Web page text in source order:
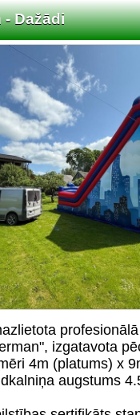
- Dažādi
izgatavota
4m (platums) x
augstums